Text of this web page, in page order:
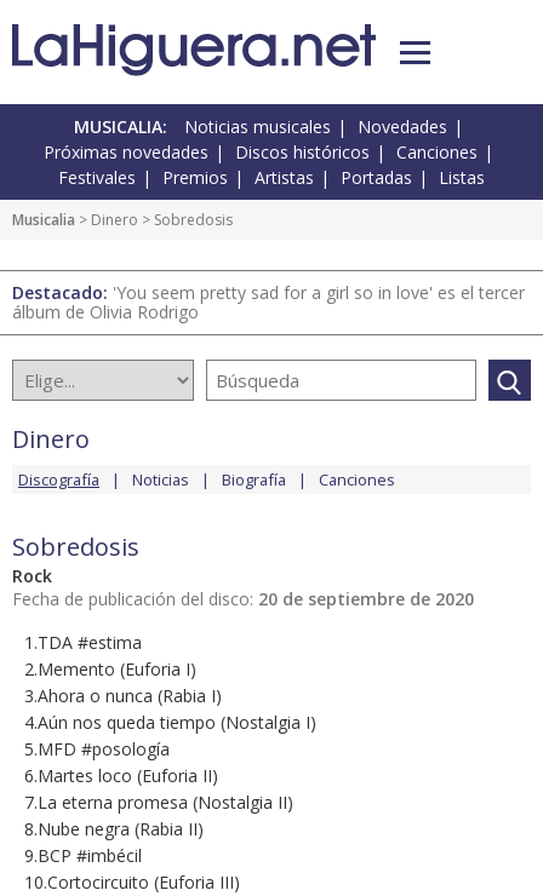
MUSICALIA: Noticias musicales
Novedades
Próximas novedades
Discos históricos
Canciones
Festivales
Premios Artistas Portadas Listas
Musicalia > Dinero > Sobredosis
Destacado: 'You seem pretty sad for a girl so in love' es el tercer
álbum de Olivia Rodrigo
Dinero
Discografía Noticias Biografía Canciones
Sobredosis
Rock
Fecha de publicación del disco: 20 de septiembre de 2020
1.TDA #estima
2.Memento (Euforia I)
3.Ahora o nunca (Rabia I)
4.Aún nos queda tiempo (Nostalgia I)
5.MFD #posología
6.Martes loco (Euforia II)
7.La eterna promesa (Nostalgia II)
8.Nube negra (Rabia II)
9.BCP #imbécil
10.Cortocircuito (Euforia III)